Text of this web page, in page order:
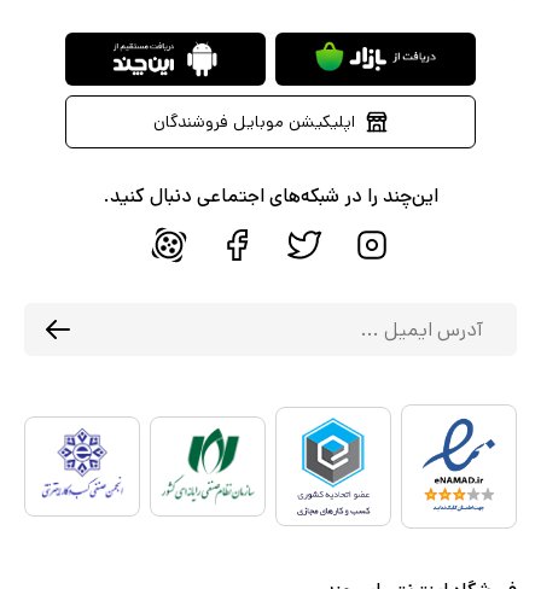
اپلیکیشن موبایل فروشندگان
این‌چند را در شبکه‌های اجتماعی دنبال کنید.